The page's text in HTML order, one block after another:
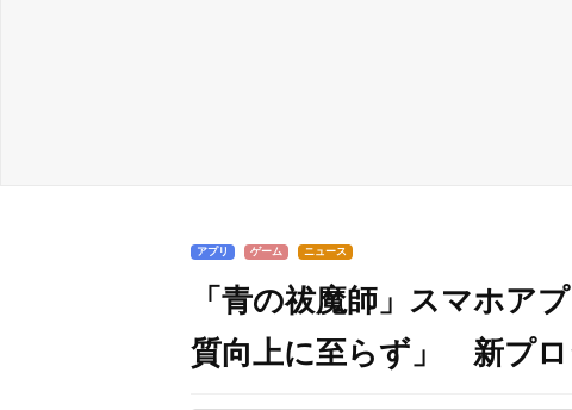
アプリ ゲーム ニュース
「青の祓魔師」スマホア
質向上に至らず」 新プロ